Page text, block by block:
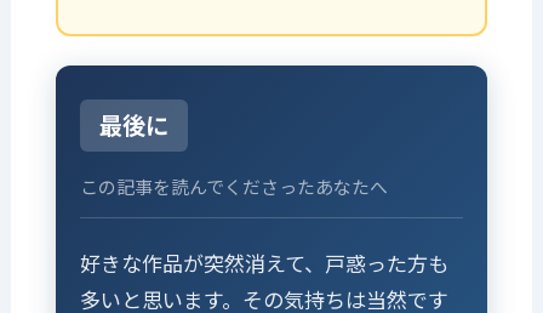
最後に
この記事を読んでくださったあなたへ
好きな作品が突然消えて、戸惑った方も
多いと思います。その気持ちは当然です